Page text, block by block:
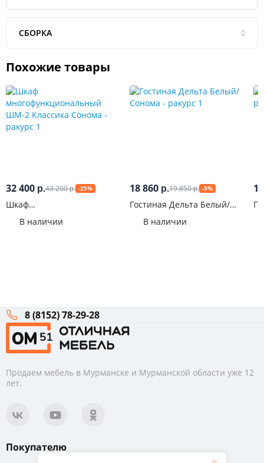
СБОРКА
Похожие товары
32 400 р.43 200р. -25%
Шкаф
ШМ-2 Классика Сонома
В наличии
18 860 р.19 850р. -5%
Гостиная Дельта Белый/
В наличии
8 (8152) 78-29-28
Продаем мебель в Мурманске и Мурманской области уже 12
лет.
Покупателю